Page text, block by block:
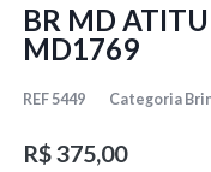
BR MD
MD1769
REF 5449 Categoria
R$375,00